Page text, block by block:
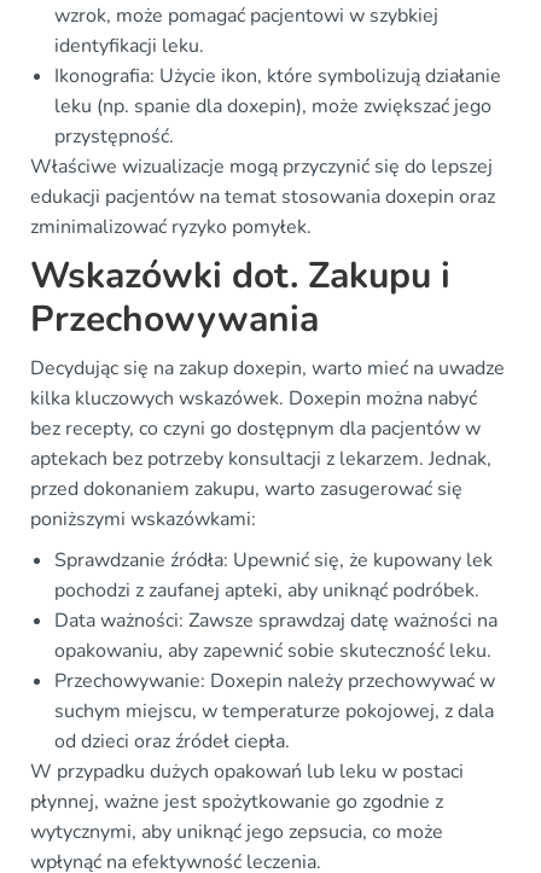
wzrok, może pomagać pacjentowi w szybkiej
identyfikacji leku.
Ikonografia: Użycie ikon, które symbolizują działanie
leku (np. spanie dla doxepin), może zwiększać jego
przystępność.
Właściwe wizualizacje mogą przyczynić się do lepszej
edukacji pacjentów na temat stosowania doxepin oraz
zminimalizować ryzyko pomyłek.
Wskazówki dot. Zakupu i
Przechowywania
Decydując się na zakup doxepin, warto mieć na uwadze
kilka kluczowych wskazówek. Doxepin można nabyć
bez recepty, co czyni go dostępnym dla pacjentów w
aptekach bez potrzeby konsultacji z lekarzem. Jednak,
przed dokonaniem zakupu, warto zasugerować się
poniższymi wskazówkami:
Sprawdzanie źródła: Upewnić się, że kupowany lek
pochodzi z zaufanej apteki, aby uniknąć podróbek.
Data ważności: Zawsze sprawdzaj datę ważności na
opakowaniu, aby zapewnić sobie skuteczność leku.
Przechowywanie: Doxepin należy przechowywać w
suchym miejscu, w temperaturze pokojowej, z dala
od dzieci oraz źródeł ciepła.
W przypadku dużych opakowań lub leku w postaci
płynnej, ważne jest spożytkowanie go zgodnie z
wytycznymi, aby uniknąć jego zepsucia, co może
wpłynąć na efektywność leczenia.